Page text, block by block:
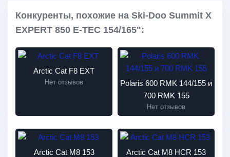
Конкуренты, похожие на Ski-Doo Summit X
EXPERT 850 E-TEC 154/165":
Arctic Cat F8 EXT
Нет отзывов
Polaris 600 RMK 144/155 и
700 RMK 155
Нет отзывов
Arctic Cat M8 153 Arctic Cat M8 HCR 153